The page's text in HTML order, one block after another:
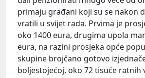
primaju građani koji su se nakon
vratili u svijet rada. Prvima je
oko 1400 eura, drugima upola
eura, na razini prosjeka opće
skupine brojčano gotovo
boljestojećoj, oko 72 tisuće ratnih